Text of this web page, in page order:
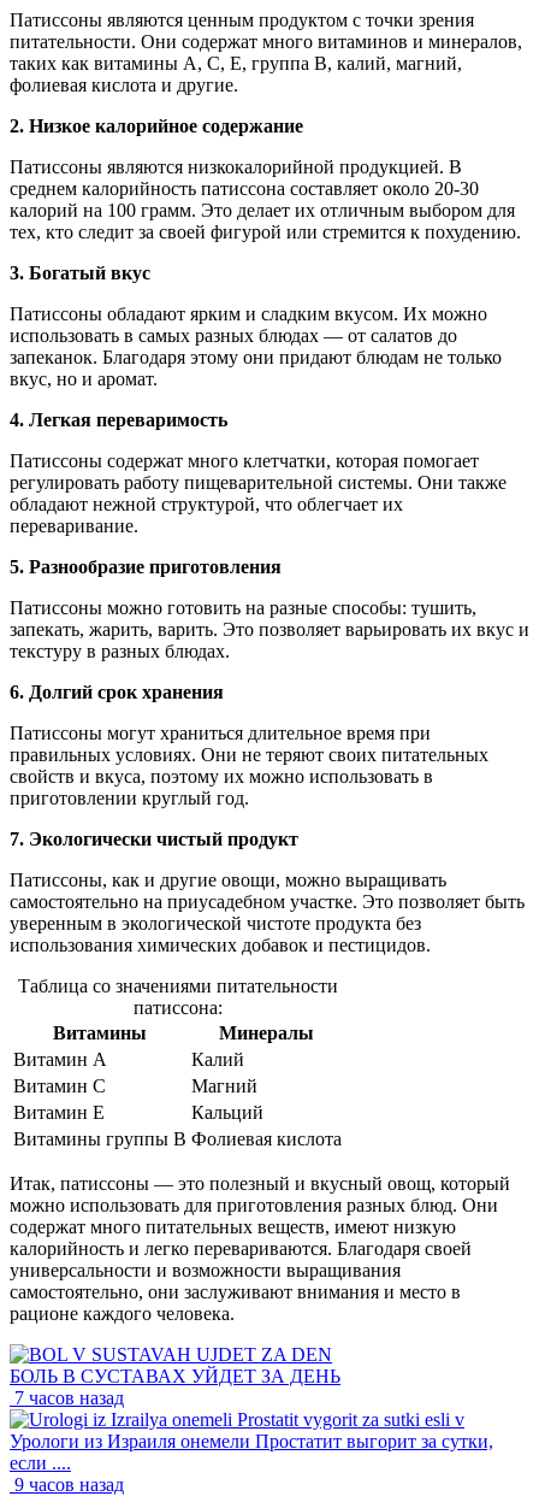
Патиссоны являются ценным продуктом с точки зрения
питательности. Они содержат много витаминов и минералов,
таких как витамины А, С, Е, группа В, калий, магний,
фолиевая кислота и другие.
2. Низкое калорийное содержание
Патиссоны являются низкокалорийной продукцией. В
среднем калорийность патиссона составляет около 20-30
калорий на 100 грамм. Это делает их отличным выбором для
тех, кто следит за своей фигурой или стремится к похудению.
3. Богатый вкус
Патиссоны обладают ярким и сладким вкусом. Их можно
использовать в самых разных блюдах — от салатов до
запеканок. Благодаря этому они придают блюдам не только
вкус, но и аромат.
4. Легкая переваримость
Патиссоны содержат много клетчатки, которая помогает
регулировать работу пищеварительной системы. Они также
обладают нежной структурой, что облегчает их
переваривание.
5. Разнообразие приготовления
Патиссоны можно готовить на разные способы: тушить,
запекать, жарить, варить. Это позволяет варьировать их вкус и
текстуру в разных блюдах.
6. Долгий срок хранения
Патиссоны могут храниться длительное время при
правильных условиях. Они не теряют своих питательных
свойств и вкуса, поэтому их можно использовать в
приготовлении круглый год.
7. Экологически чистый продукт
Патиссоны, как и другие овощи, можно выращивать
самостоятельно на приусадебном участке. Это позволяет быть
уверенным в экологической чистоте продукта без
использования химических добавок и пестицидов.
Таблица со значениями питательности
патиссона:
Витамины
Минералы
Витамин A
Калий
Витамин C
Магний
Витамин E
Кальций
Витамины группы В Фолиевая кислота
Итак, патиссоны — это полезный и вкусный овощ, который
можно использовать для приготовления разных блюд. Они
содержат много питательных веществ, имеют низкую
калорийность и легко перевариваются. Благодаря своей
универсальности и возможности выращивания
самостоятельно, они заслуживают внимания и место в
рационе каждого человека.
БОЛЬ В СУСТАВАХ УЙДЕТ ЗА ДЕНЬ
7 часов назад
Урологи из Израиля онемели Простатит выгорит за сутки,
если ....
9 часов назад